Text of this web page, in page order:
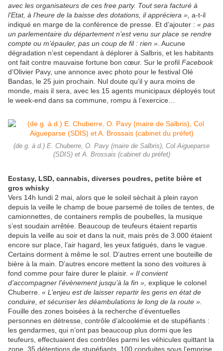
avec les organisateurs de ces free party. Tout sera facturé à
l’Etat, à l’heure de la baisse des dotations, il appréciera », a-t-il
indiqué en marge de la conférence de presse. Et d’ajouter : « pas
un parlementaire du département n’est venu sur place se rendre
compte ou m’épauler, pas un coup de fil : rien » . Aucune
dégradation n’est cependant à déplorer à Salbris, et les habitants
ont fait contre mauvaise fortune bon cœur. Sur le profil Facebook
d’Olivier Pavy, une annonce avec photo pour le festival Olé
Bandas, le 25 juin prochain. Nul doute qu’il y aura moins de
monde, mais il sera, avec les 15 agents municipaux déployés tout
le week-end dans sa commune, rompu à l’exercice…
(de g. à d.) E. Chuberre, O. Pavy (maire de Salbris), Col Aigueparse
(SDIS) et A. Brossais (cabinet du préfet)
Ecstasy, LSD, cannabis, diverses poudres, petite bière et
gros whisky
Vers 14h lundi 2 mai, alors que le soleil séchait à plein rayon
depuis la veille le champ de boue parsemé de toiles de tentes, de
camionnettes, de containers remplis de poubelles, la musique
s’est soudain arrêtée. Beaucoup de teufeurs étaient repartis
depuis la veille au soir et dans la nuit, mais près de 3.000 étaient
encore sur place, l’air hagard, les yeux fatigués, dans le vague.
Certains dorment à même le sol. D’autres errent une bouteille de
bière à la main. D’autres encore mettent la sono des voitures à
fond comme pour faire durer le plaisir. « Il convient
d’accompagner l’évènement jusqu’à la fin », explique le colonel
Chuberre. « L’enjeu est de laisser repartir les gens en état de
conduire, et sécuriser les déambulations le long de la route ».
Fouille des zones boisées à la recherche d’éventuelles
personnes en détresse, contrôle d’alcoolémie et de stupéfiants :
les gendarmes, qui n’ont pas beaucoup plus dormi que les
teufeurs, effectuaient des contrôles parmi les véhicules quittant la
zone. 35 détentions de stupéfiants, 100 conduites sous l’emprise